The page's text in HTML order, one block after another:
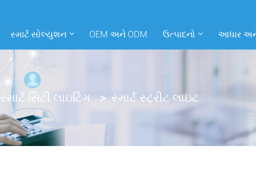
સ્માર્ટ સોલ્યુશન OEM અને ODM ઉત્પાદનો આધાર
સ્માર્ટ સિટી લાઇટિંગ સ્માર્ટ સ્ટ્રીટ લાઇટ